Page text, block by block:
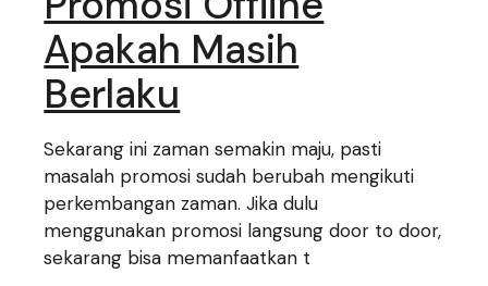
Apakah Masih
Berlaku
Sekarang ini zaman semakin maju, pasti
masalah promosi sudah berubah mengikuti
perkembangan zaman. Jika dulu
menggunakan promosi langsung door to door,
sekarang bisa memanfaatkan t